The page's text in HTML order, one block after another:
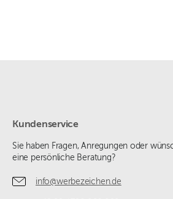
Kundenservice
Sie haben Fragen, Anregungen oder
eine persönliche Beratung?
info@werbezeichen.de